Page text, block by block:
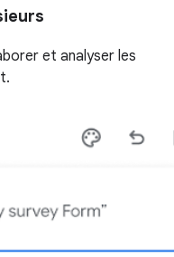
et analyser les